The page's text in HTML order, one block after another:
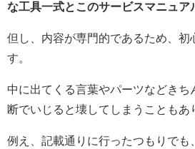
な工具一式とこのサービスマニュア
但し、内容が専門的であるため、初
す。
中に出てくる言葉やパーツなどきち
断でいじると壊してしまうこともあ
例え、記載通りに行ったつもりでも